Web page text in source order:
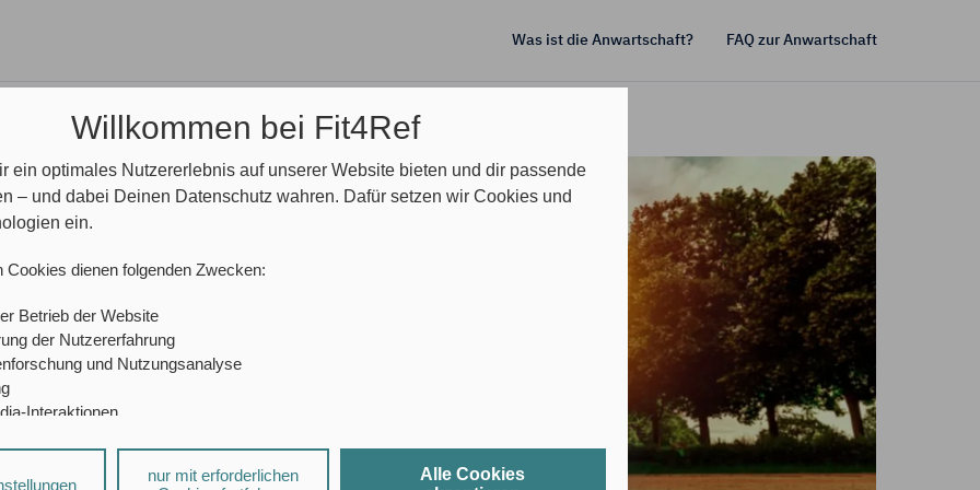
Willkommen bei Fit4Ref
ein optimales Nutzererlebnis auf unserer Website bieten und dir passende
– und dabei Deinen Datenschutz wahren. Dafür setzen wir Cookies und
ein.
Cookies dienen folgenden Zwecken:
Betrieb der Website
der Nutzererfahrung
und Nutzungsanalyse
Interaktionen
Diensten und personalisierter Werbung können durch den jeweiligen Anbieter
Alle Cookies
nur mit erforderlichen
Was ist die Anwartschaft? FAQ zur Anwartschaft
für